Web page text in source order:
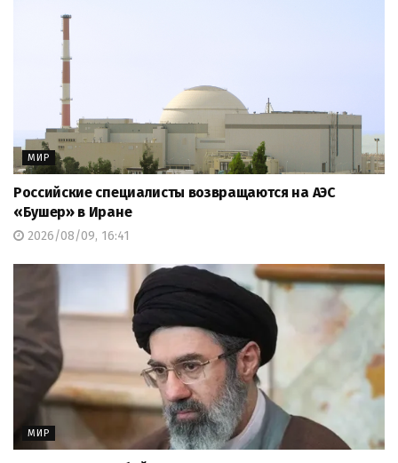
МИР
Российские специалисты возвращаются на АЭС
«Бушер» в Иране
2026/08/09, 16:41
МИР